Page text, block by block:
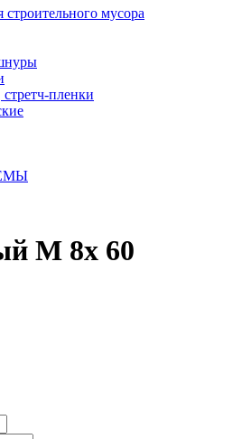
мусора
пленки
М 8х 60